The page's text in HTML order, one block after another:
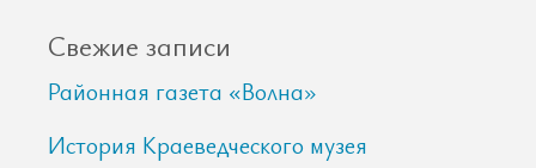
Свежие записи
Районная газета «Волна»
История Краеведческого музея